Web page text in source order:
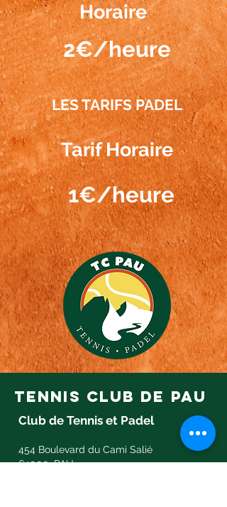
Horaire
2€/heure
LES TARIFS PADEL
Tarif Horaire
1€/heure
tennis club de pau
Club de Tennis et Padel
454 Boulevard du Cami Salié
64000, PAU